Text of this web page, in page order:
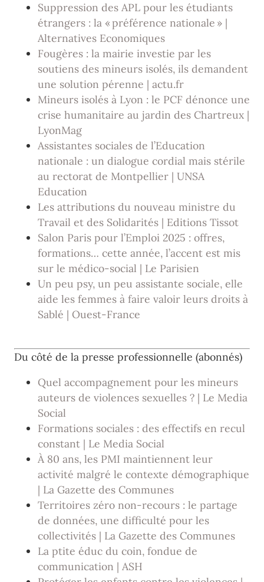
Suppression des APL pour les étudiants
étrangers : la « préférence nationale » |
Alternatives Economiques
Fougères : la mairie investie par les
soutiens des mineurs isolés, ils demandent
une solution pérenne | actu.fr
Mineurs isolés à Lyon : le PCF dénonce une
crise humanitaire au jardin des Chartreux |
LyonMag
Assistantes sociales de l’Education
nationale : un dialogue cordial mais stérile
au rectorat de Montpellier | UNSA
Education
Les attributions du nouveau ministre du
Travail et des Solidarités | Editions Tissot
Salon Paris pour l’Emploi 2025 : offres,
formations… cette année, l’accent est mis
sur le médico-social | Le Parisien
Un peu psy, un peu assistante sociale, elle
aide les femmes à faire valoir leurs droits à
Sablé | Ouest-France
Du côté de la presse professionnelle (abonnés)
Quel accompagnement pour les mineurs
auteurs de violences sexuelles ? | Le Media
Social
Formations sociales : des effectifs en recul
constant | Le Media Social
À 80 ans, les PMI maintiennent leur
activité malgré le contexte démographique
| La Gazette des Communes
Territoires zéro non-recours : le partage
de données, une difficulté pour les
collectivités | La Gazette des Communes
La ptite éduc du coin, fondue de
communication | ASH